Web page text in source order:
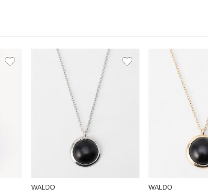
WALDO
WALDO